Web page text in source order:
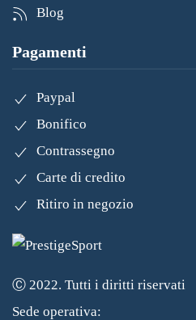
Blog
Pagamenti
Paypal
Bonifico
Contrassegno
Carte di credito
Ritiro in negozio
Ⓒ 2022. Tutti i diritti riservati
Sede operativa: